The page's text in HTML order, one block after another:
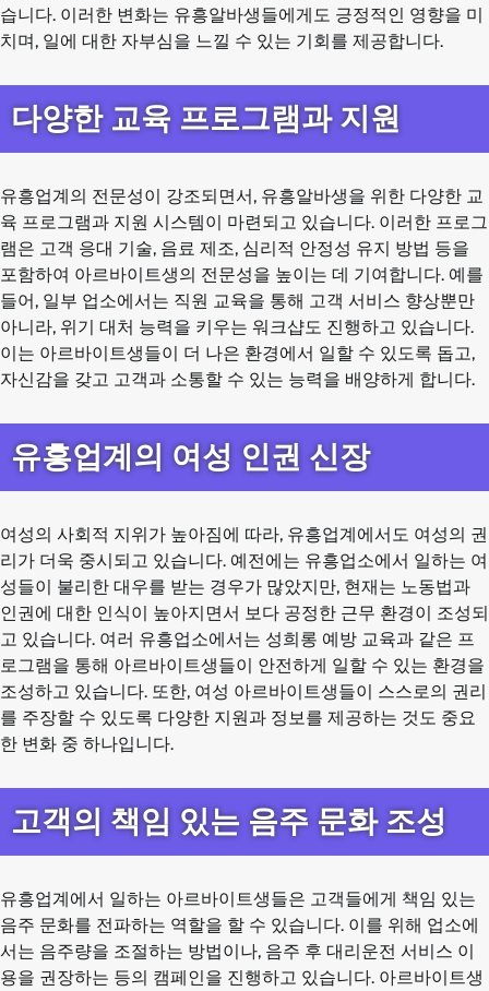
습니다. 이러한 변화는 유흥알바생들에게도 긍정적인 영향을 미
치며, 일에 대한 자부심을 느낄 수 있는 기회를 제공합니다.
다양한 교육 프로그램과 지원
유흥업계의 전문성이 강조되면서, 유흥알바생을 위한 다양한 교
육 프로그램과 지원 시스템이 마련되고 있습니다. 이러한 프로그
램은 고객 응대 기술, 음료 제조, 심리적 안정성 유지 방법 등을
포함하여 아르바이트생의 전문성을 높이는 데 기여합니다. 예를
들어, 일부 업소에서는 직원 교육을 통해 고객 서비스 향상뿐만
아니라, 위기 대처 능력을 키우는 워크샵도 진행하고 있습니다.
이는 아르바이트생들이 더 나은 환경에서 일할 수 있도록 돕고,
자신감을 갖고 고객과 소통할 수 있는 능력을 배양하게 합니다.
유흥업계의 여성 인권 신장
여성의 사회적 지위가 높아짐에 따라, 유흥업계에서도 여성의 권
리가 더욱 중시되고 있습니다. 예전에는 유흥업소에서 일하는 여
성들이 불리한 대우를 받는 경우가 많았지만, 현재는 노동법과
인권에 대한 인식이 높아지면서 보다 공정한 근무 환경이 조성되
고 있습니다. 여러 유흥업소에서는 성희롱 예방 교육과 같은 프
로그램을 통해 아르바이트생들이 안전하게 일할 수 있는 환경을
조성하고 있습니다. 또한, 여성 아르바이트생들이 스스로의 권리
를 주장할 수 있도록 다양한 지원과 정보를 제공하는 것도 중요
한 변화 중 하나입니다.
고객의 책임 있는 음주 문화 조성
유흥업계에서 일하는 아르바이트생들은 고객들에게 책임 있는
음주 문화를 전파하는 역할을 할 수 있습니다. 이를 위해 업소에
서는 음주량을 조절하는 방법이나, 음주 후 대리운전 서비스 이
용을 권장하는 등의 캠페인을 진행하고 있습니다. 아르바이트생